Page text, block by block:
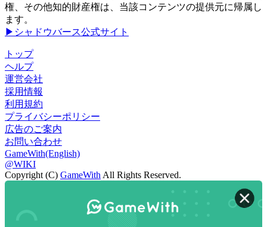
権、その他知的財産権は、当該コンテンツの提供元に帰属し
ます。
▶シャドウバース公式サイト
トップ
ヘルプ
運営会社
採用情報
利用規約
プライバシーポリシー
広告のご案内
お問い合わせ
GameWith(English)
@WIKI
Copyright (C) GameWith All Rights Reserved.